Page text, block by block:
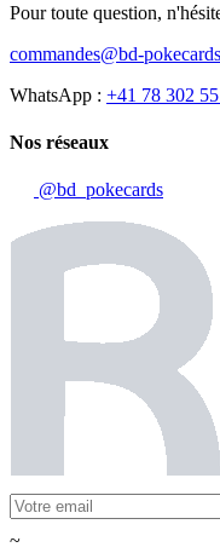
Pour toute question,
commandes@bd-
WhatsApp : +41 78 302
Nos réseaux
@bd_pokecards
~